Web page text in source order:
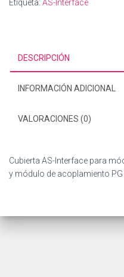
Etiqueta: AS-Interface
DESCRIPCIÓN
INFORMACIÓN ADICIONAL
VALORACIONES (0)
Cubierta AS-Interface para
y módulo de acoplamiento PG